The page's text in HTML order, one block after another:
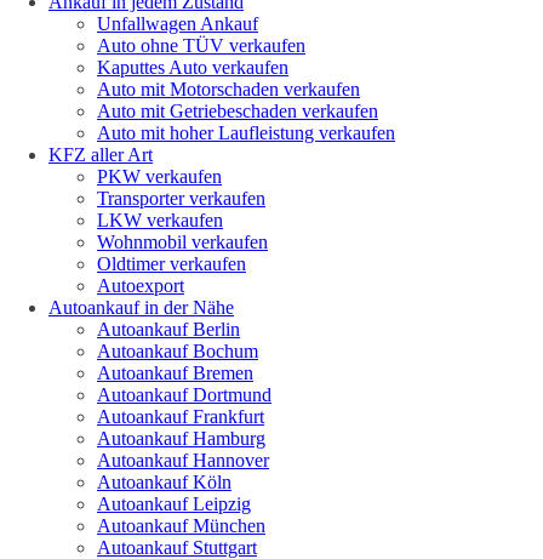
Unfallwagen Ankauf
Auto ohne TÜV verkaufen
Kaputtes Auto verkaufen
Auto mit Motorschaden verkaufen
Auto mit Getriebeschaden verkaufen
Auto mit hoher Laufleistung verkaufen
KFZ aller Art
PKW verkaufen
Transporter verkaufen
LKW verkaufen
Wohnmobil verkaufen
Oldtimer verkaufen
Autoexport
Autoankauf in der Nähe
Autoankauf Berlin
Autoankauf Bochum
Autoankauf Bremen
Autoankauf Dortmund
Autoankauf Frankfurt
Autoankauf Hamburg
Autoankauf Hannover
Autoankauf Köln
Autoankauf Leipzig
Autoankauf München
Autoankauf Stuttgart